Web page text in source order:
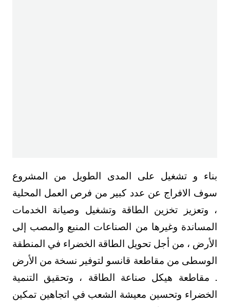
بناء و تشغيل على المدى الطويل من المشروع
سوف الافراج عن عدد كبير من فرص العمل المحلية
، وتعزيز تخزين الطاقة وتشغيل وصيانة الخدمات
المساندة وغيرها من الصناعات المنبع والمصب إلى
الأرض ، من أجل تحويل الطاقة الخضراء في المنطقة
الوسطى من مقاطعة قانسو لتوفير نسخة من الأرض
. مقاطعة هيكل صناعة الطاقة ، وتحقيق التنمية
الخضراء وتحسين معيشة الشعب في اتجاهين تمكين